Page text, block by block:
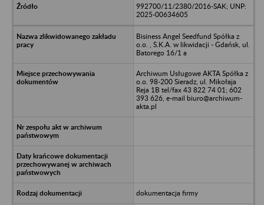
992700/11/2380/2016-SAK; UNP:
2025-00634605
Bisiness Angel Seedfund Spółka z
o.o. , S.K.A. w likwidacji - Gdańsk, ul.
Batorego 16/1 a
Archiwum Usługowe AKTA Spółka z
o.o. 98-200 Sieradz, ul. Mikołaja
Reja 1B tel/fax 43 822 74 01; 602
393 626, e-mail biuro@archiwum-
akta.pl
dokumentacja firmy